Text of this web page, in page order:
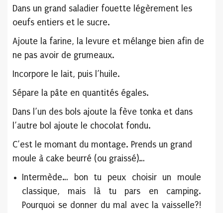
Dans un grand saladier fouette légèrement les
oeufs entiers et le sucre.
Ajoute la farine, la levure et mélange bien afin de
ne pas avoir de grumeaux.
Incorpore le lait, puis l’huile.
Sépare la pâte en quantités égales.
Dans l’un des bols ajoute la fève tonka et dans
l’autre bol ajoute le chocolat fondu.
C’est le momant du montage. Prends un grand
moule à cake beurré (ou graissé)…
Intermède… bon tu peux choisir un moule
classique, mais là tu pars en camping.
Pourquoi se donner du mal avec la vaisselle?!